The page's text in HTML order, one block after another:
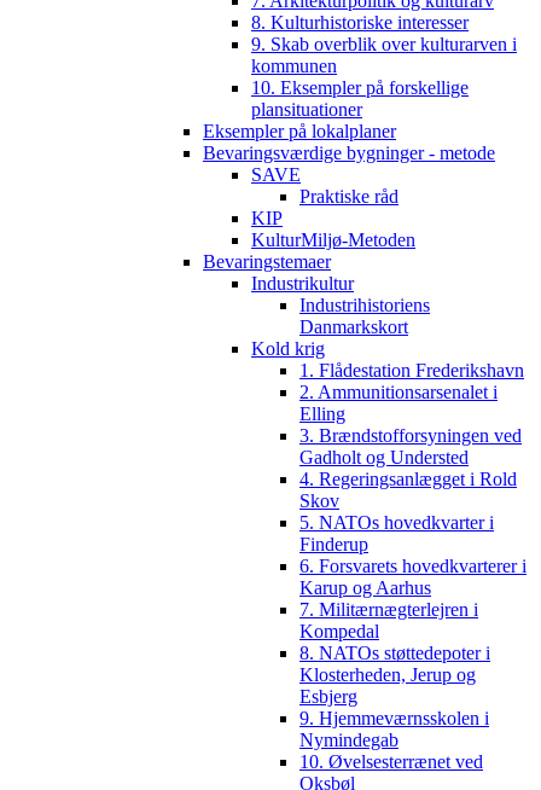
8. Kulturhistoriske interesser
9. Skab overblik over kulturarven i
kommunen
10. Eksempler på forskellige
plansituationer
Eksempler på lokalplaner
Bevaringsværdige bygninger - metode
SAVE
Praktiske råd
KIP
KulturMiljø-Metoden
Bevaringstemaer
Industrikultur
Industrihistoriens
Danmarkskort
Kold krig
1. Flådestation Frederikshavn
2. Ammunitionsarsenalet i
Elling
3. Brændstofforsyningen ved
Gadholt og Understed
4. Regeringsanlægget i Rold
Skov
5. NATOs hovedkvarter i
Finderup
6. Forsvarets hovedkvarterer i
Karup og Aarhus
7. Militærnægterlejren i
Kompedal
8. NATOs støttedepoter i
Klosterheden, Jerup og
Esbjerg
9. Hjemmeværnsskolen i
Nymindegab
10. Øvelsesterrænet ved
Oksbøl